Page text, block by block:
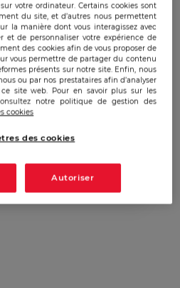
dans
votre ordinateur. Certains cookies sont
du site, et d’autres nous permettent
la manière dont vous interagissez avec
et de personnaliser votre expérience de
des cookies afin de vous proposer de
vous permettre de partager du contenu
présents sur notre site. Enfin, nous
ou par nos prestataires afin d’analyser
site web. Pour en savoir plus sur les
notre politique de gestion des
cookies
des cookies
Autoriser